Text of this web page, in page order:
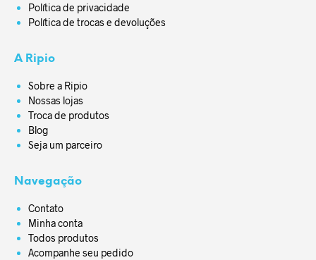
Política de privacidade
Política de trocas e devoluções
A Ripio
Sobre a Ripio
Nossas lojas
Troca de produtos
Blog
Seja um parceiro
Navegação
Contato
Minha conta
Todos produtos
Acompanhe seu pedido